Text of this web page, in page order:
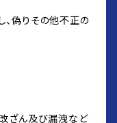
、偽りその他不正の
改ざん及び漏洩など